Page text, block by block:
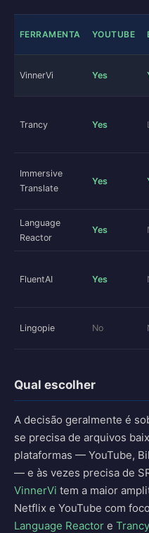
FERRAMENTA YOUTUBE
VinnerVi Yes
Trancy Yes
Immersive
Translate
Yes
Language
Reactor
Yes
FluentAI Yes
Lingopie No
Qual escolher
A decisão geralmente é
se precisa de arquivos
plataformas — YouTube,
— e às vezes precisa de
VinnerVi tem a maior
Netflix e YouTube com
Language Reactor e Trancy